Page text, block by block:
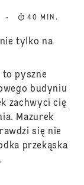
40 MIN.
tylko na
to pyszne
budyniu
zachwyci cię
Mazurek
się nie
przekąska